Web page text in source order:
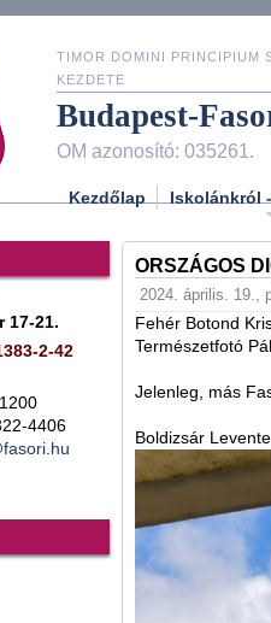
TIMOR DOMINI PRINCIPIUM
KEZDETE
Budapest-
OM azonosító: 035261.
Kezdőlap Iskolánkról
17-21.
2-42
4406
ORSZÁGOS
2024. április. 19.,
Fehér Botond
Természetfotó
Jelenleg, más
Boldizsár